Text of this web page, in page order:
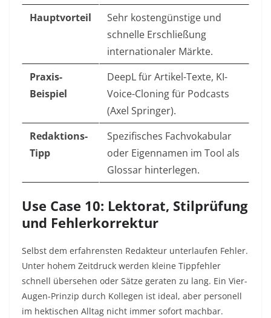
Hauptvorteil
Sehr kostengünstige und
schnelle Erschließung
internationaler Märkte.
Praxis-
Beispiel
DeepL für Artikel-Texte, KI-
Voice-Cloning für Podcasts
(Axel Springer).
Redaktions-
Tipp
Spezifisches Fachvokabular
oder Eigennamen im Tool als
Glossar hinterlegen.
Use Case 10: Lektorat, Stilprüfung
und Fehlerkorrektur
Selbst dem erfahrensten Redakteur unterlaufen Fehler.
Unter hohem Zeitdruck werden kleine Tippfehler
schnell übersehen oder Sätze geraten zu lang. Ein Vier-
Augen-Prinzip durch Kollegen ist ideal, aber personell
im hektischen Alltag nicht immer sofort machbar.